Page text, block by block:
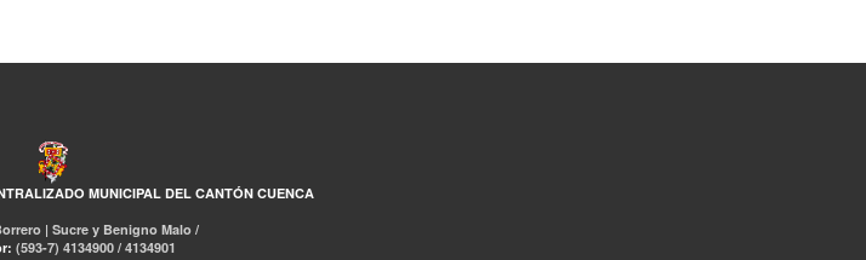
MUNICIPAL DEL CANTÓN CUENCA
| Sucre y Benigno Malo /
(593-7) 4134900 / 4134901